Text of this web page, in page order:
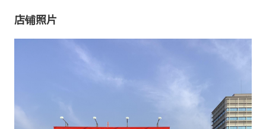
店铺照片